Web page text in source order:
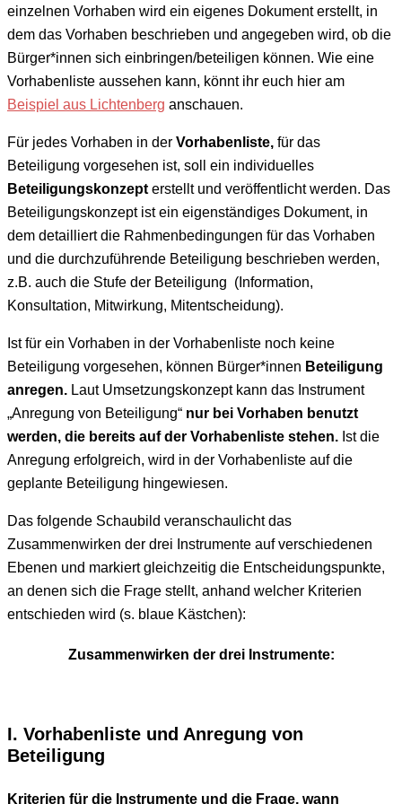
einzelnen Vorhaben wird ein eigenes Dokument erstellt, in
dem das Vorhaben beschrieben und angegeben wird, ob die
Bürger*innen sich einbringen/beteiligen können. Wie eine
Vorhabenliste aussehen kann, könnt ihr euch hier am
Beispiel aus Lichtenberg anschauen.
Für jedes Vorhaben in der Vorhabenliste, für das
Beteiligung vorgesehen ist, soll ein individuelles
Beteiligungskonzept erstellt und veröffentlicht werden. Das
Beteiligungskonzept ist ein eigenständiges Dokument, in
dem detailliert die Rahmenbedingungen für das Vorhaben
und die durchzuführende Beteiligung beschrieben werden,
z.B. auch die Stufe der Beteiligung (Information,
Konsultation, Mitwirkung, Mitentscheidung).
Ist für ein Vorhaben in der Vorhabenliste noch keine
Beteiligung vorgesehen, können Bürger*innen Beteiligung
anregen. Laut Umsetzungskonzept kann das Instrument
„Anregung von Beteiligung“ nur bei Vorhaben benutzt
werden, die bereits auf der Vorhabenliste stehen. Ist die
Anregung erfolgreich, wird in der Vorhabenliste auf die
geplante Beteiligung hingewiesen.
Das folgende Schaubild veranschaulicht das
Zusammenwirken der drei Instrumente auf verschiedenen
Ebenen und markiert gleichzeitig die Entscheidungspunkte,
an denen sich die Frage stellt, anhand welcher Kriterien
entschieden wird (s. blaue Kästchen):
Zusammenwirken der drei Instrumente:
I. Vorhabenliste und Anregung von
Beteiligung
Kriterien für die Instrumente und die Frage, wann